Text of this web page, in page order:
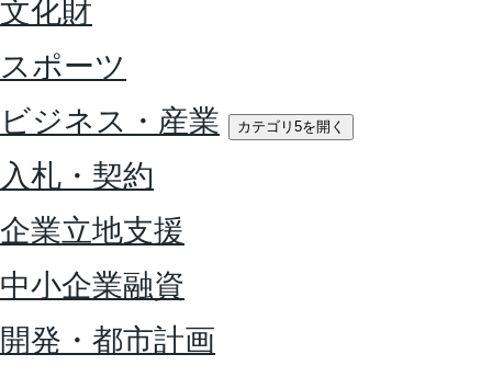
文化財
スポーツ
ビジネス・産業
カテゴリ5を開く
入札・契約
企業立地支援
中小企業融資
開発・都市計画